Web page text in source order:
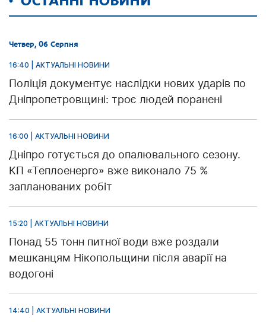
Четвер, 06 Серпня
16:40 | АКТУАЛЬНІ НОВИНИ
Поліція документує наслідки нових ударів по
Дніпропетровщині: троє людей поранені
16:00 | АКТУАЛЬНІ НОВИНИ
Дніпро готується до опалювального сезону.
КП «Теплоенерго» вже виконало 75 %
запланованих робіт
15:20 | АКТУАЛЬНІ НОВИНИ
Понад 55 тонн питної води вже роздали
мешканцям Нікопольщини після аварії на
водогоні
14:40 | АКТУАЛЬНІ НОВИНИ